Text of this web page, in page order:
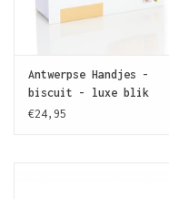
Silvius Brabo doodde de
Tegenwoordig zijn de
Antwerpse Handjes -
biscuit - luxe blik
€24,95